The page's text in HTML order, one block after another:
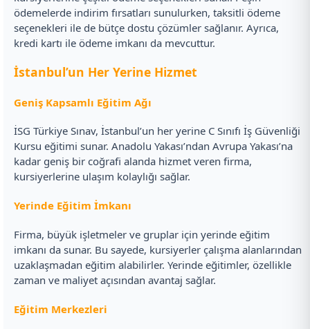
ödemelerde indirim fırsatları sunulurken, taksitli ödeme
seçenekleri ile de bütçe dostu çözümler sağlanır. Ayrıca,
kredi kartı ile ödeme imkanı da mevcuttur.
İstanbul’un Her Yerine Hizmet
Geniş Kapsamlı Eğitim Ağı
İSG Türkiye Sınav, İstanbul’un her yerine C Sınıfı İş Güvenliği
Kursu eğitimi sunar. Anadolu Yakası’ndan Avrupa Yakası’na
kadar geniş bir coğrafi alanda hizmet veren firma,
kursiyerlerine ulaşım kolaylığı sağlar.
Yerinde Eğitim İmkanı
Firma, büyük işletmeler ve gruplar için yerinde eğitim
imkanı da sunar. Bu sayede, kursiyerler çalışma alanlarından
uzaklaşmadan eğitim alabilirler. Yerinde eğitimler, özellikle
zaman ve maliyet açısından avantaj sağlar.
Eğitim Merkezleri